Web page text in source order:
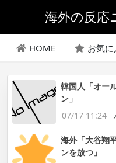
海外の反応
HOME お気に
韓国人「オー
ン」
07/17 11:24
海外「大谷翔
ンを放つ」